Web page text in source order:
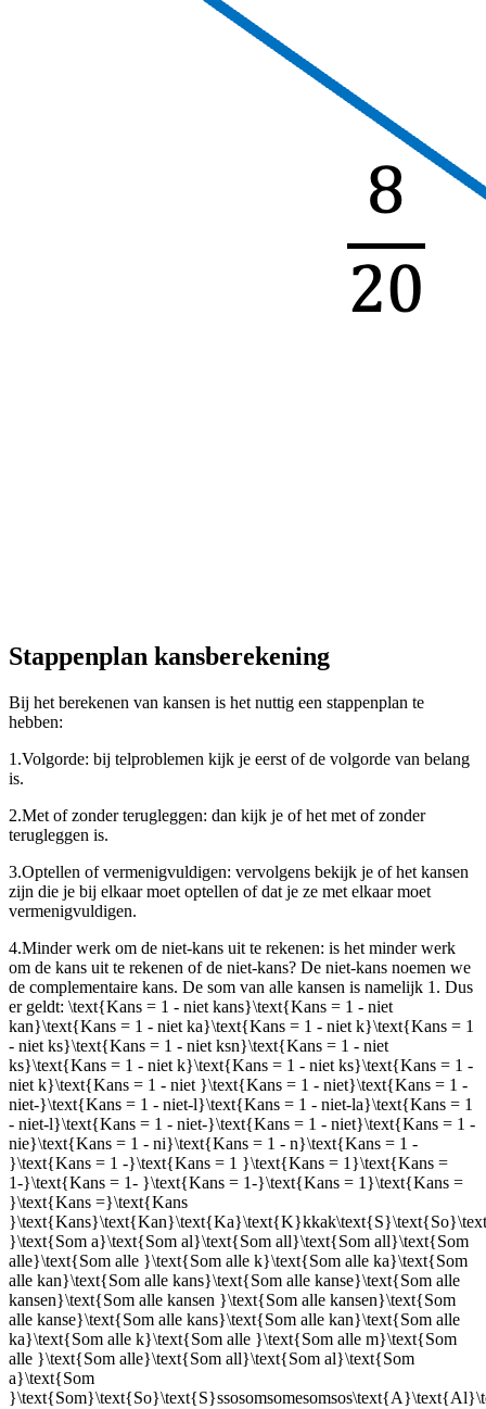
Stappenplan kansberekening
Bij het berekenen van kansen is het nuttig een stappenplan te
hebben:
1.Volgorde: bij telproblemen kijk je eerst of de volgorde van belang
is.
2.Met of zonder terugleggen: dan kijk je of het met of zonder
terugleggen is.
3.Optellen of vermenigvuldigen: vervolgens bekijk je of het kansen
zijn die je bij elkaar moet optellen of dat je ze met elkaar moet
vermenigvuldigen.
4.Minder werk om de niet-kans uit te rekenen: is het minder werk
om de kans uit te rekenen of de niet-kans? De niet-kans noemen we
de complementaire kans. De som van alle kansen is namelijk 1. Dus
er geldt: \text{Kans = 1 - niet kans}\text{Kans = 1 - niet
kan}\text{Kans = 1 - niet ka}\text{Kans = 1 - niet k}\text{Kans = 1
- niet ks}\text{Kans = 1 - niet ksn}\text{Kans = 1 - niet
ks}\text{Kans = 1 - niet k}\text{Kans = 1 - niet ks}\text{Kans = 1 -
niet k}\text{Kans = 1 - niet }\text{Kans = 1 - niet}\text{Kans = 1 -
niet-}\text{Kans = 1 - niet-l}\text{Kans = 1 - niet-la}\text{Kans = 1
- niet-l}\text{Kans = 1 - niet-}\text{Kans = 1 - niet}\text{Kans = 1 -
nie}\text{Kans = 1 - ni}\text{Kans = 1 - n}\text{Kans = 1 -
}\text{Kans = 1 -}\text{Kans = 1 }\text{Kans = 1}\text{Kans =
1-}\text{Kans = 1- }\text{Kans = 1-}\text{Kans = 1}\text{Kans =
}\text{Kans =}\text{Kans
}\text{Som a}\text{Som al}\text{Som all}\text{Som all}\text{Som
alle}\text{Som alle }\text{Som alle k}\text{Som alle ka}\text{Som
alle kan}\text{Som alle kans}\text{Som alle kanse}\text{Som alle
kansen}\text{Som alle kansen }\text{Som alle kansen}\text{Som
alle kanse}\text{Som alle kans}\text{Som alle kan}\text{Som alle
ka}\text{Som alle k}\text{Som alle }\text{Som alle m}\text{Som
alle }\text{Som alle}\text{Som all}\text{Som al}\text{Som
a}\text{Som